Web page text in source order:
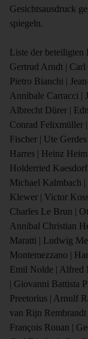
Gesichtsausdruck
spiegeln.
Liste der
Gertrud Arndt | Carl
Pietro Bianchi |
Annibale Carracci |
Albrecht Dürer |
Conrad Felixmüller
Fischer | Ute
Harres | Heinz
Holderried
Michael Kalmbach
Klewer | Victor
Charles Le Brun |
Annibal Christian
Maratti | Ludwig
Montemezzano |
Emil Nolde | Alfred
| Giovanni Battista
Preetorius | Arnulf
van Rijn
Franҫois Rouan |